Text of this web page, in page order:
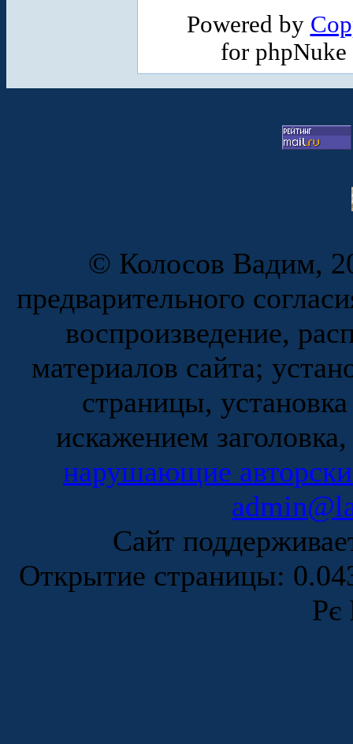
Powered by
for
© Колосов Вадим,
предварительного
воспроизведение,
материалов сайта;
страницы,
искажением
нарушающие
Сайт
Открытие страницы:
Рє